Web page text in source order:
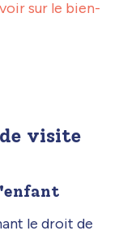
sur le bien-
visite
le droit de